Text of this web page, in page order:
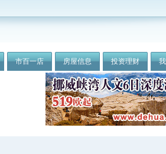
市百一店 房屋信息 投资理财